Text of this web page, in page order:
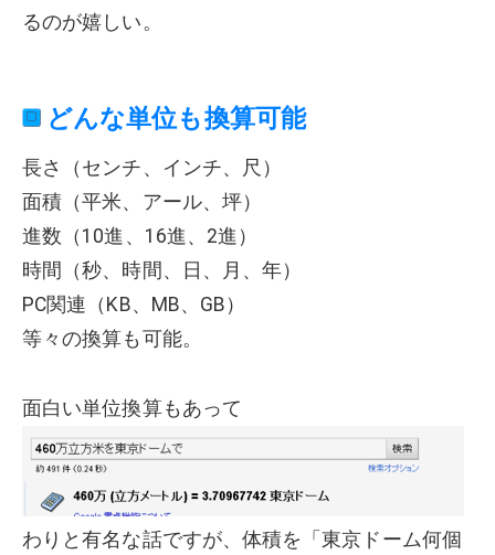
るのが嬉しい。
どんな単位も換算可能
長さ（センチ、インチ、尺）
面積（平米、アール、坪）
進数（10進、16進、2進）
時間（秒、時間、日、月、年）
PC関連（KB、MB、GB）
等々の換算も可能。
面白い単位換算もあって
わりと有名な話ですが、体積を「東京ドーム何個